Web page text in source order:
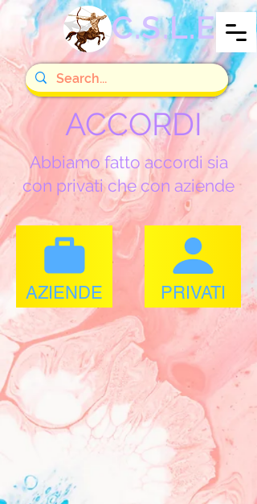
C.S.L.E
ACCORDI
Abbiamo fatto accordi sia
con privati che con aziende
AZIENDE PRIVATI